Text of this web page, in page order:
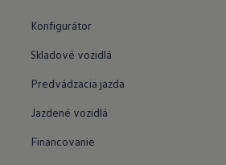
Konfigurátor
Skladové vozidlá
Predvádzacia jazda
Jazdené vozidlá
Financovanie